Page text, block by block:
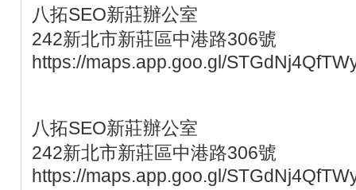
八拓SEO新莊辦公室
242新北市新莊區中港路306號
https://maps.app.goo.gl/
八拓SEO新莊辦公室
242新北市新莊區中港路306號
https://maps.app.goo.gl/